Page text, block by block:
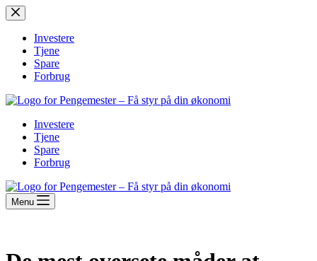
Fortsæt
til
indholdInvestere
Tjene
Spare
Forbrug
Investere
Tjene
Spare
Forbrug
Menu